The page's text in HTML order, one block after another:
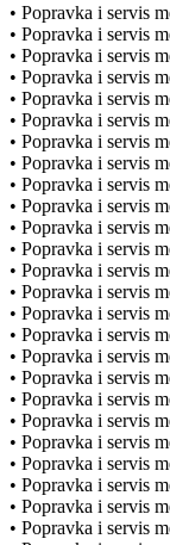
• Popravka i servis
• Popravka i servis
• Popravka i servis
• Popravka i servis
• Popravka i servis
• Popravka i servis
• Popravka i servis
• Popravka i servis
• Popravka i servis
• Popravka i servis
• Popravka i servis
• Popravka i servis
• Popravka i servis
• Popravka i servis
• Popravka i servis
• Popravka i servis
• Popravka i servis
• Popravka i servis
• Popravka i servis
• Popravka i servis
• Popravka i servis
• Popravka i servis
• Popravka i servis
• Popravka i servis
• Popravka i servis